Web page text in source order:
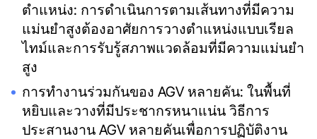
ตำแหน่ง: การดำเนินการตามเส้นทางที่มีความ
แม่นยำสูงต้องอาศัยการวางตำแหน่งแบบเรียล
ไทม์และการรับรู้สภาพแวดล้อมที่มีความแม่นยำ
สูง
การทำงานร่วมกันของ AGV หลายคัน: ในพื้นที่
หยิบและวางที่มีประชากรหนาแน่น วิธีการ
ประสานงาน AGV หลายคันเพื่อการปฏิบัติงาน